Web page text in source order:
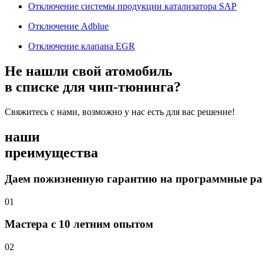
Отключение системы продукции катализатора SAP
Отключение Adblue
Отключение клапана EGR
Не нашли свой атомобиль
в списке для чип-тюнинга?
Свяжитесь с нами, возможно у нас есть для вас решение!
наши
преимущества
Даем пожизненную гарантию на программные
01
Мастера с 10 летним опытом
02